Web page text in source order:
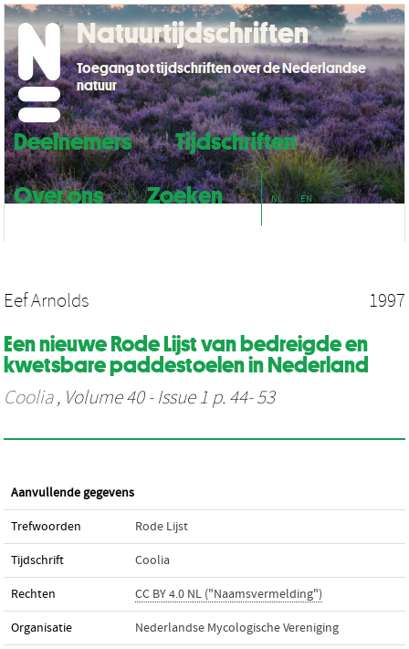
Deelnemers
Tijdschriften
Over ons
Zoeken NL EN
Natuurtijdschriften
Toegang tot tijdschriften over de Nederlandse
natuur
Eef Arnolds 1997
Een nieuwe Rode Lijst van bedreigde en
kwetsbare paddestoelen in Nederland
Coolia, Volume 40 - Issue 1 p. 44- 53
Aanvullende gegevens
Trefwoorden Rode Lijst
Tijdschrift Coolia
Rechten CC BY 4.0 NL ("Naamsvermelding")
Organisatie Nederlandse Mycologische Vereniging